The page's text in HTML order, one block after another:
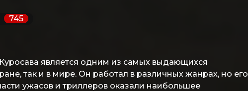
745
является одним из самых выдающихся
так и в мире. Он работал в различных жанрах, но его
ужасов и триллеров оказали наибольшее